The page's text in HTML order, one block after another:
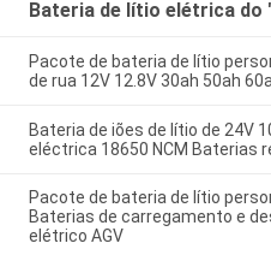
Bateria de lítio elétrica
Pacote de bateria de lítio
de rua 12V 12.8V 30ah 50ah
Bateria de iões de lítio de 24V
eléctrica 18650 NCM Baterias
Pacote de bateria de lítio
Baterias de carregamento e
elétrico AGV